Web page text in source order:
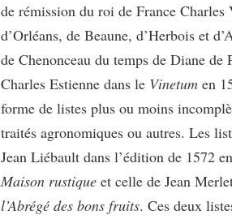
de rémission du roi de France Charles
d’Orléans, de Beaune, d’Herbois et
de Chenonceau du temps de Diane de
Charles Estienne dans le Vinetum en
forme de listes plus ou moins
traités agronomiques ou autres. Les
Jean Liébault dans l’édition de 1572
Maison rustique et celle de Jean
l’Abrégé des bons fruits. Ces deux